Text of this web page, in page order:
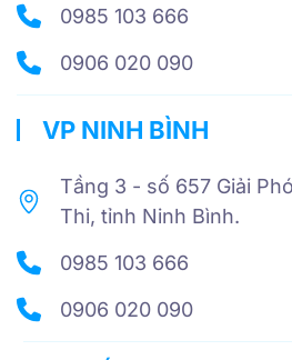
0985 103 666
0906 020 090
VP NINH BÌNH
Tầng 3 - số 657 Giải
Thi, tỉnh Ninh Bình.
0985 103 666
0906 020 090